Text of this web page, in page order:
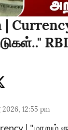
2026, 12:55 pm
| "மாறும்